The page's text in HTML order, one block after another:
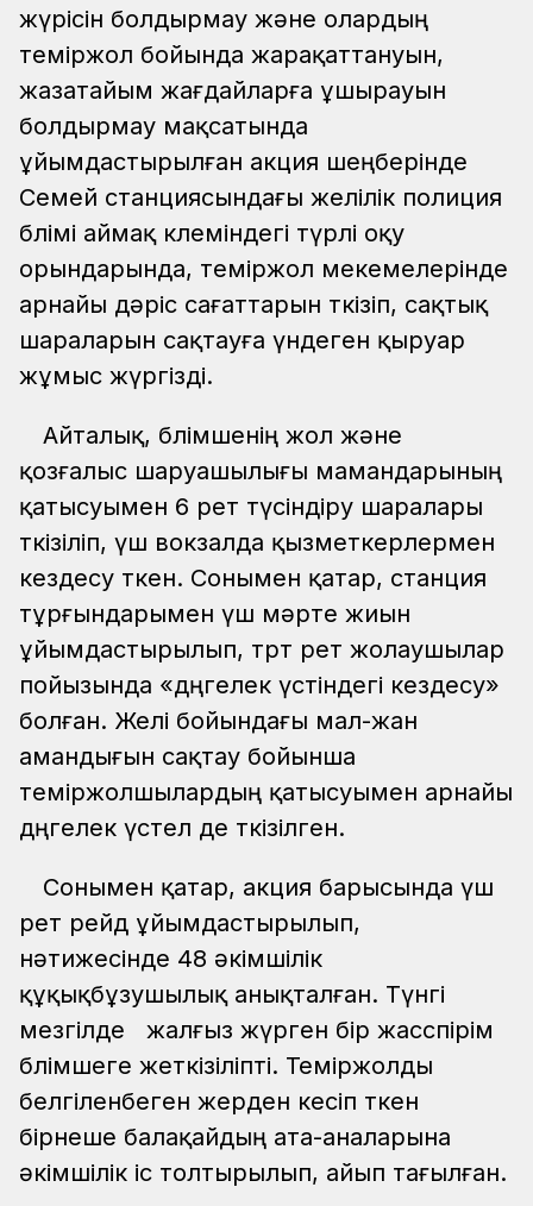
жүрісін болдырмау және олардың
теміржол бойында жарақаттануын,
жазатайым жағдайларға ұшырауын
болдырмау мақсатында
ұйымдастырылған акция шеңберінде
Семей станциясындағы желілік полиция
бөлімі аймақ көлеміндегі түрлі оқу
орындарында, теміржол мекемелерінде
арнайы дәріс сағаттарын өткізіп, сақтық
шараларын сақтауға үндеген қыруар
жұмыс жүргізді.
Айталық, бөлімшенің жол және
қозғалыс шаруашылығы мамандарының
қатысуымен 6 рет түсіндіру шаралары
өткізіліп, үш вокзалда қызметкерлермен
кездесу өткен. Сонымен қатар, станция
тұрғындарымен үш мәрте жиын
ұйымдастырылып, төрт рет жолаушылар
пойызында «дөңгелек үстіндегі кездесу»
болған. Желі бойындағы мал-жан
амандығын сақтау бойынша
теміржолшылардың қатысуымен арнайы
дөңгелек үстел де өткізілген.
Сонымен қатар, акция барысында үш
рет рейд ұйымдастырылып,
нәтижесінде 48 әкімшілік
құқықбұзушылық анықталған. Түнгі
мезгілде жалғыз жүрген бір жасөспірім
бөлімшеге жеткізіліпті. Теміржолды
белгіленбеген жерден кесіп өткен
бірнеше балақайдың ата-аналарына
әкімшілік іс толтырылып, айып тағылған.